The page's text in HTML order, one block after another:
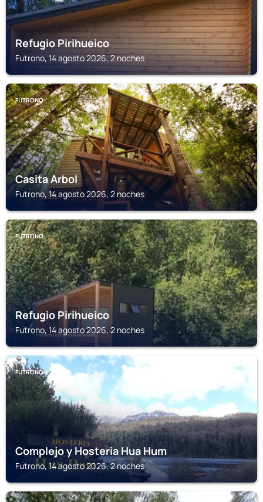
Refugio Pirihueico
Futrono, 14 agosto 2026, 2 noches
FUTRONO
Casita Arbol
Futrono, 14 agosto 2026, 2 noches
FUTRONO
Refugio Pirihueico
Futrono, 14 agosto 2026, 2 noches
FUTRONO
Complejo y Hosteria Hua Hum
Futrono, 14 agosto 2026, 2 noches